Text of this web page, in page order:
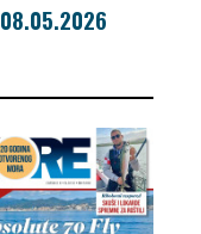
08.05.2026